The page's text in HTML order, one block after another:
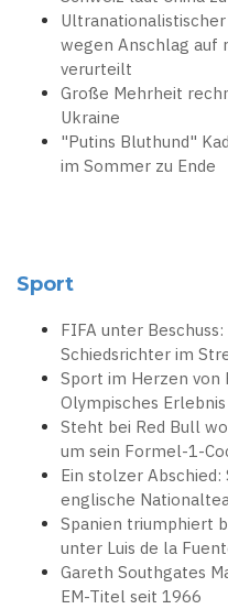
wegen Anschlag auf
verurteilt
Große Mehrheit
Ukraine
"Putins Bluthund"
im Sommer zu Ende
Sport
FIFA unter
Schiedsrichter im
Sport im Herzen von
Olympisches Erlebnis
Steht bei Red Bull
um sein Formel-1-
Ein stolzer
englische
Spanien triumphiert
unter Luis de la
Gareth Southgates
EM-Titel seit 1966